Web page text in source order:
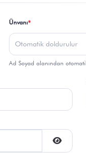
Ünvanı*
Ad Soyad alanından